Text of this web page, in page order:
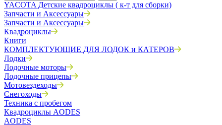
YACOTA Детские квадроциклы ( к-т для сборки)
Запчасти и Аксессуары
Запчасти и Аксессуары
Квадроциклы
Книги
КОМПЛЕКТУЮЩИЕ ДЛЯ ЛОДОК и КАТЕРОВ
Лодки
Лодочные моторы
Лодочные прицепы
Мотовездеходы
Снегоходы
Техника с пробегом
Квадроциклы AODES
AODES